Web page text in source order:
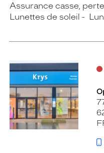
Assurance casse,
Lunettes de soleil